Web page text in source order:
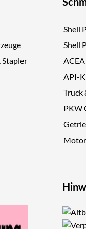
Stapler
Shell
Shell
API-
Truck
PKW